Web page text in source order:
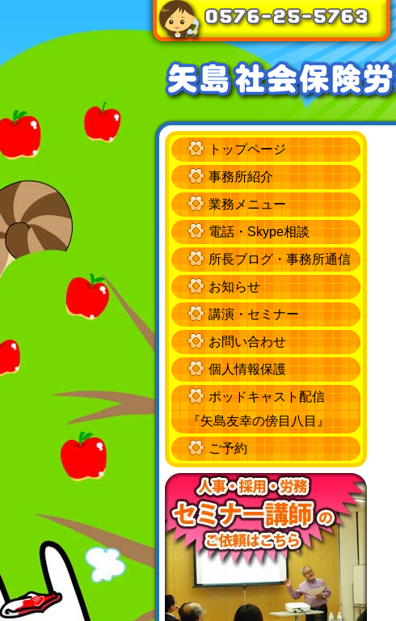
トップページ
事務所紹介
業務メニュー
電話・Skype相談
所長ブログ・事務所通信
お知らせ
講演・セミナー
お問い合わせ
個人情報保護
ポッドキャスト配信
『矢島友幸の傍目八目』
ご予約